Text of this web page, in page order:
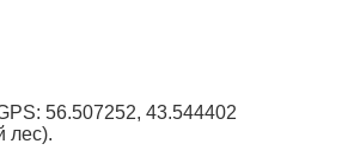
56.507252, 43.544402
лес).